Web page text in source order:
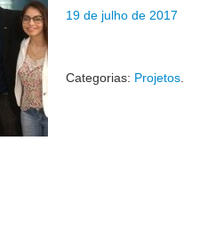
19 de julho de 2017
Categorias: Projetos